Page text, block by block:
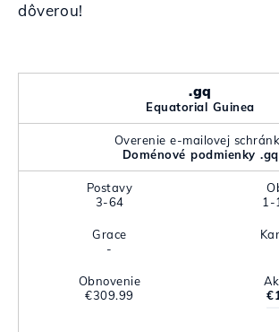
dôverou!
.gq
Equatorial Guinea
Overenie e-mailovej
Doménové podmienky .gq
Postavy
3-64
1-
Grace
-
Obnovenie
€309.99